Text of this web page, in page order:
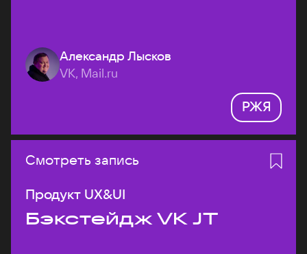
Александр Лысков
VK, Mail.ru
РЖЯ
Смотреть запись
Продукт UX&UI
Бэкстейдж VK JT